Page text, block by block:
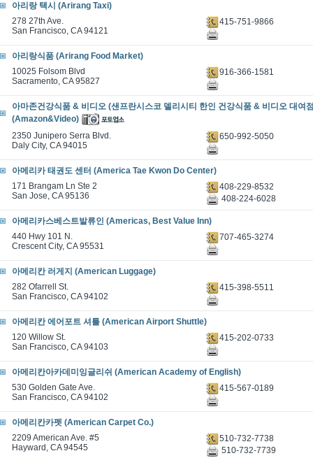
아리랑 택시 (Arirang Taxi)
278 27th Ave.
San Francisco, CA 94121
415-751-9866
아리랑식품 (Arirang Food Market)
10025 Folsom Blvd
Sacramento, CA 95827
916-366-1581
아마존건강식품 & 비디오 (샌프란시스코 델리시티 한인 건강식품 & 비디오 대여
(Amazon&Video)
2350 Junipero Serra Blvd.
Daly City, CA 94015
650-992-5050
아메리카 태권도 센터 (America Tae Kwon Do Center)
171 Brangam Ln Ste 2
San Jose, CA 95136
408-229-8532
408-224-6028
아메리카스베스트발류인 (Americas, Best Value Inn)
440 Hwy 101 N.
Crescent City, CA 95531
707-465-3274
아메리칸 러게지 (American Luggage)
282 Ofarrell St.
San Francisco, CA 94102
415-398-5511
아메리칸 에어포트 셔틀 (American Airport Shuttle)
120 Willow St.
San Francisco, CA 94103
415-202-0733
아메리칸아카데미잉글리쉬 (American Academy of English)
530 Golden Gate Ave.
San Francisco, CA 94102
415-567-0189
아메리칸카펫 (American Carpet Co.)
2209 American Ave. #5
Hayward, CA 94545
510-732-7738
510-732-7739